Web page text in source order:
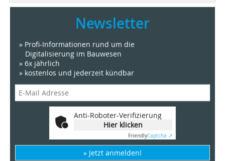
Newsletter
» Profi-Informationen rund um die
Digitalisierung im Bauwesen
» 6x jährlich
» kostenlos und jederzeit kündbar
Anti-Roboter-Verifizierung
Hier klicken
FriendlyCaptcha ⇗
» Jetzt anmelden!